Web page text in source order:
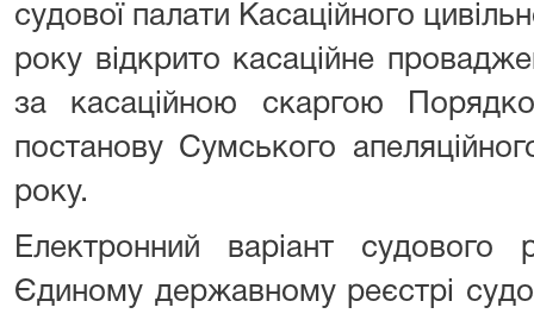
судової палати Касаційного
року відкрито касаційне
за касаційною скаргою
постанову Сумського
року.
Електронний варіант
Єдиному державному реєстрі